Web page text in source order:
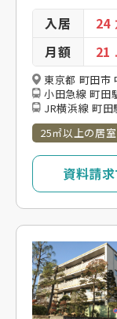
入居 24
月額 21
東京都 町田市
小田急線 町田
JR横浜線 町
25㎡以上の居室
資料請求